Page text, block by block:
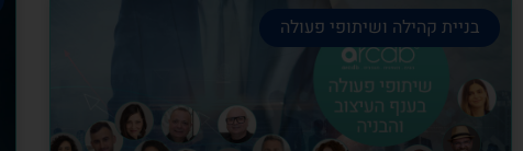
בניית קהילה ושיתופי פעולה